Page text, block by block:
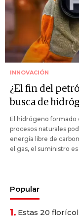
INNOVACIÓN
¿El fin del
busca de
El hidrógeno formado
procesos naturales
energía libre de
el gas, el suministro
Popular
1. Estas 20